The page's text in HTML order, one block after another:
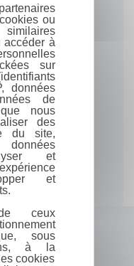
ou
accéder à
sur
données
de
nous
des
du site,
et
et
ceux
sous
à la
cookies